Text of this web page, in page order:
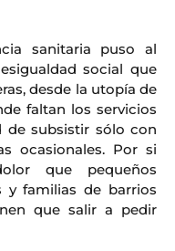
sanitaria puso al
social que
desde la utopía de
faltan los servicios
de subsistir sólo con
ocasionales. Por si
que pequeños
y familias de barrios
que salir a pedir